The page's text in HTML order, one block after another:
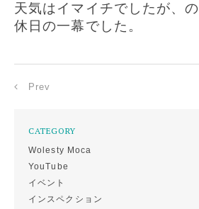
天気はイマイチでしたが、
休日の一幕でした。
Prev
CATEGORY
Wolesty Moca
YouTube
イベント
インスペクション